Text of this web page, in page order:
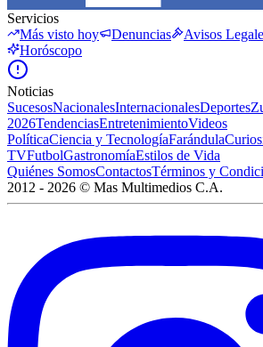
Servicios
Más visto hoy
Denuncias Avisos
Horóscopo
Noticias
SucesosNacionalesInternacionalesDeportes
2026TendenciasEntretenimientoVideos
PolíticaCiencia y TecnologíaFarándula
TVFutbolGastronomíaEstilos de Vida
Quiénes SomosContactosTérminos y
2012 - 2026 © Mas Multimedios C.A.